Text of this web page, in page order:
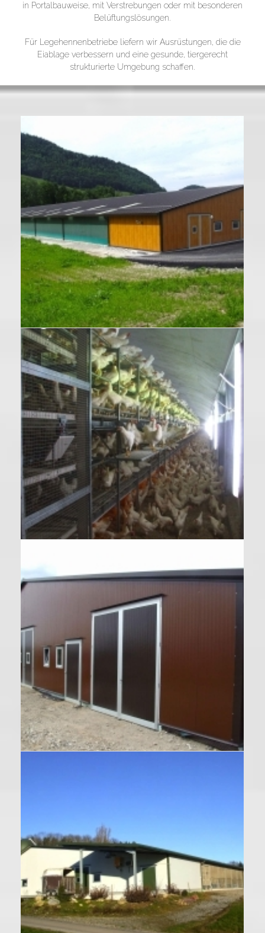
in Portalbauweise, mit Verstrebungen oder mit besonderen
Belüftungslösungen.
Für Legehennenbetriebe liefern wir Ausrüstungen, die die
Eiablage verbessern und eine gesunde, tiergerecht
strukturierte Umgebung schaffen.